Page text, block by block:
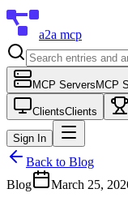
a2a mcp
MCP Servers MCP
ClientsClients
Sign In
Back to Blog
Blog
March 25,